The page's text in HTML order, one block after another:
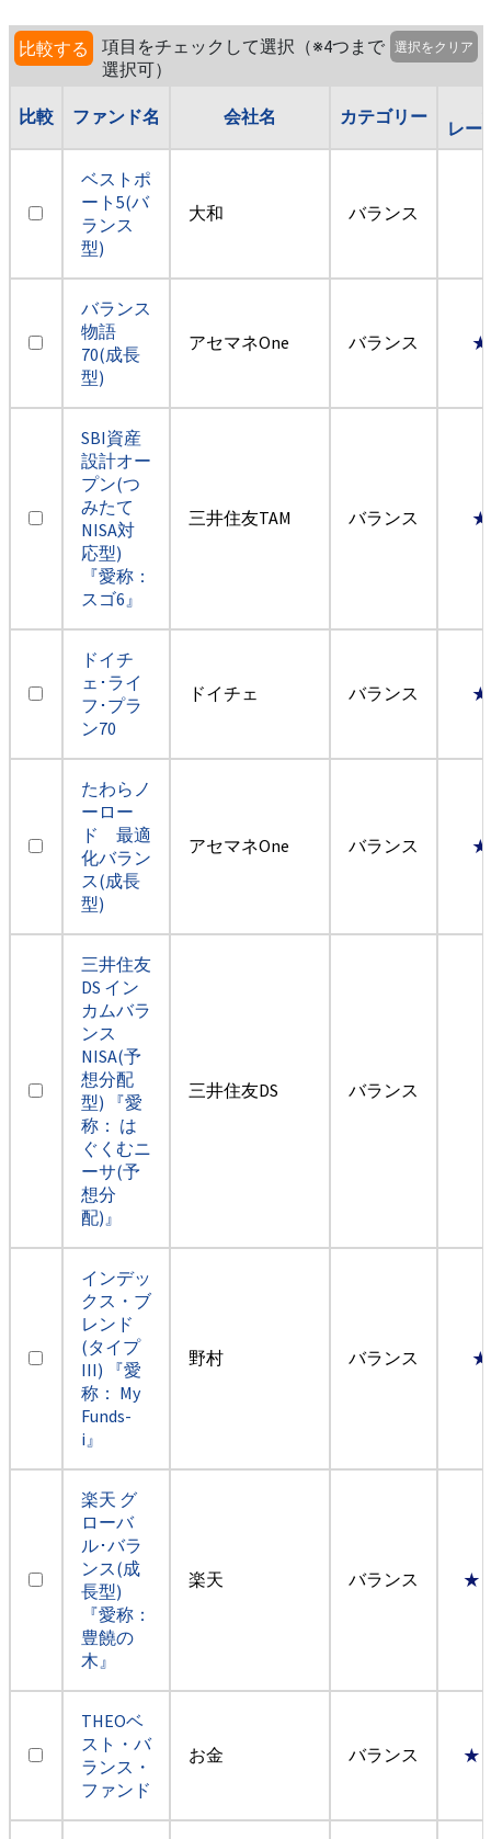
比較する
項目をチェックして選択（※4つまで
選択可）
選択をクリア
比較 ファンド名 会社名 カテゴリー
レー
ベストポ
ート5(バ
ランス
型)
大和 バランス
バランス
物語
70(成長
型)
アセマネOne バランス
SBI資産
設計オー
プン(つ
みたて
NISA対
応型)
『愛称：
スゴ6』
三井住友TAM バランス
ドイチ
ェ･ライ
フ･プラ
ン70
ドイチェ バランス
たわらノ
ーロー
ド 最適
化バラン
ス(成長
型)
アセマネOne バランス
三井住友
DS イン
カムバラ
ンス
NISA(予
想分配
型) 『愛
称： は
ぐくむニ
ーサ(予
想分
配)』
三井住友DS バランス
インデッ
クス・ブ
レンド
(タイプ
III) 『愛
称： My
Funds-
i』
野村 バランス
楽天 グ
ローバ
ル･バラ
ンス(成
長型)
『愛称：
豊饒の
木』
楽天 バランス
THEOベ
スト・バ
ランス・
ファンド
お金 バランス